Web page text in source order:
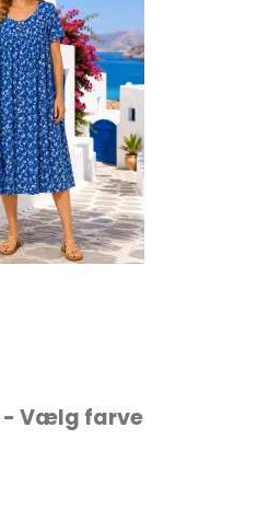
- Vælg farve